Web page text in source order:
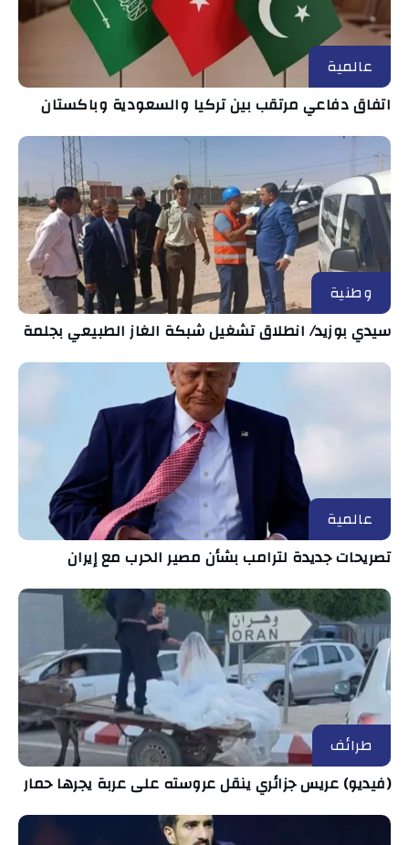
عالمية
اتفاق دفاعي مرتقب بين تركيا والسعودية وباكستان
وطنية
سيدي بوزيد/ انطلاق تشغيل شبكة الغاز الطبيعي بجلمة
عالمية
تصريحات جديدة لترامب بشأن مصير الحرب مع إيران
طرائف
(فيديو) عريس جزائري ينقل عروسته على عربة يجرها حمار